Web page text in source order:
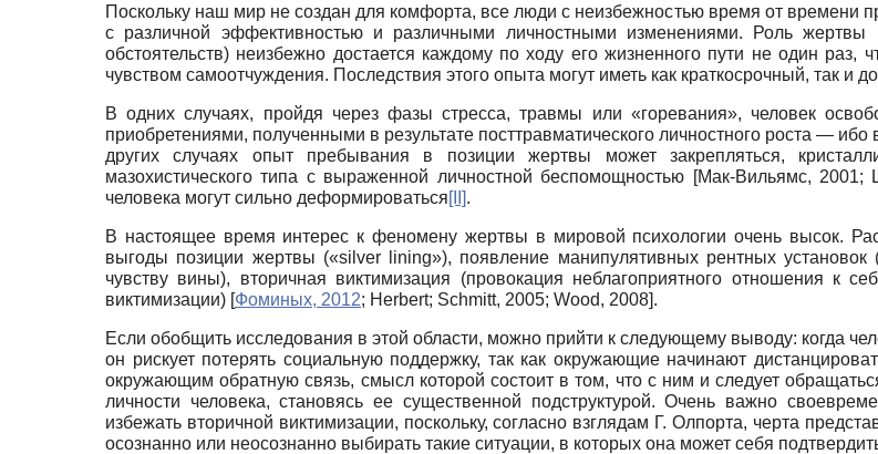
Поскольку наш мир не создан для комфорта, все люди с неизбежностью время от времени
с различной эффективностью и различными личностными изменениями. Роль жертвы
обстоятельств) неизбежно достается каждому по ходу его жизненного пути не один
чувством самоотчуждения. Последствия этого опыта могут иметь как краткосрочный, так и
В одних случаях, пройдя через фазы стресса, травмы или «горевания», человек
приобретениями, полученными в результате посттравматического личностного роста —
других случаях опыт пребывания в позиции жертвы может закрепляться,
мазохистического типа с выраженной личностной беспомощностью [Мак-Вильямс, 2001;
человека могут сильно деформироваться[II].
В настоящее время интерес к феномену жертвы в мировой психологии очень высок.
выгоды позиции жертвы («silver lining»), появление манипулятивных рентных
чувству вины), вторичная виктимизация (провокация неблагоприятного отношения к
виктимизации) [Фоминых, 2012; Herbert; Schmitt, 2005; Wood, 2008].
Если обобщить исследования в этой области, можно прийти к следующему выводу: когда
он рискует потерять социальную поддержку, так как окружающие начинают
окружающим обратную связь, смысл которой состоит в том, что с ним и следует
личности человека, становясь ее существенной подструктурой. Очень важно
избежать вторичной виктимизации, поскольку, согласно взглядам Г. Олпорта, черта
осознанно или неосознанно выбирать такие ситуации, в которых она может себя